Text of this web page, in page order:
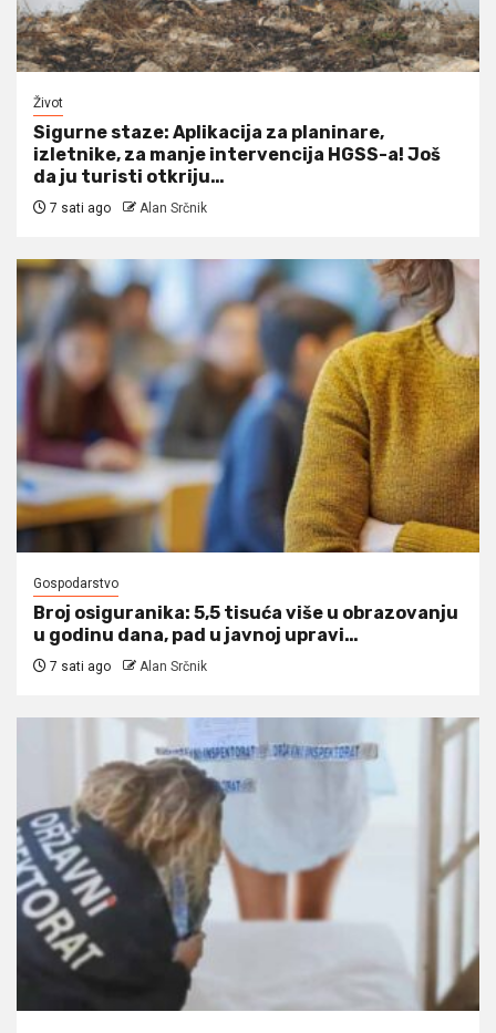
Život
Sigurne staze: Aplikacija za planinare,
izletnike, za manje intervencija HGSS-a! Još
da ju turisti otkriju…
7 sati ago Alan Srčnik
Gospodarstvo
Broj osiguranika: 5,5 tisuća više u obrazovanju
u godinu dana, pad u javnoj upravi…
7 sati ago Alan Srčnik